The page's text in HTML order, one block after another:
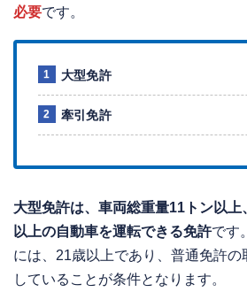
必要です。
大型免許
牽引免許
大型免許は、車両総重量11トン以
以上の自動車を運転できる免許です
には、21歳以上であり、普通免許の
していることが条件となります。